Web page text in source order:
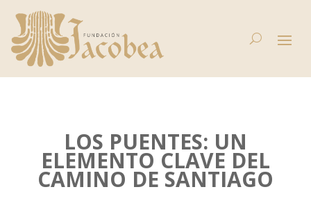
LOS PUENTES: UN
ELEMENTO CLAVE DEL
CAMINO DE SANTIAGO